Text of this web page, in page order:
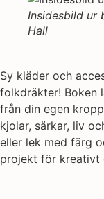
Insidesbild ur
Hall
Sy kläder och
folkdräkter! Boken
från din egen
kjolar, särkar, liv
eller lek med färg
projekt för kreativt